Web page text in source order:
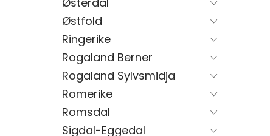
Østfold
Ringerike
Rogaland Berner
Rogaland Sylvsmidja
Romerike
Romsdal
Sigdal-Eggedal